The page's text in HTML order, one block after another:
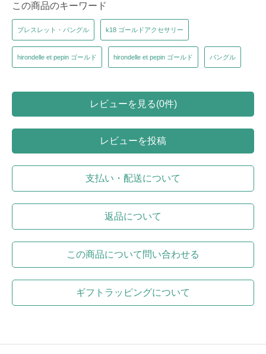
この商品のキーワード
ブレスレット・バングル k18 ゴールドアクセサリー
hirondelle et pepin ゴールド hirondelle et pepin ゴールド バングル
レビューを見る(0件)
レビューを投稿
支払い・配送について
返品について
この商品について問い合わせる
ギフトラッピングについて